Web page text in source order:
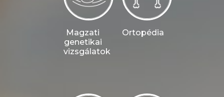
Magzati
genetikai
vizsgálatok
Ortopédia